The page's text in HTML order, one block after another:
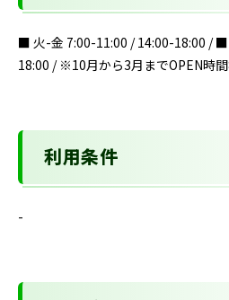
■ 火-金 7:00-11:00 / 14:00-18:00 /
18:00 / ※10月から3月までOPEN時
利用条件
-